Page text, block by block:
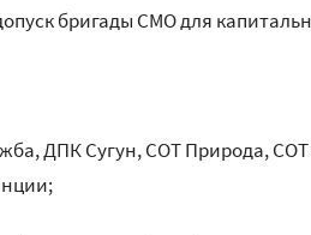
бригады СМО для
ДПК Сугун, СОТ Природа,